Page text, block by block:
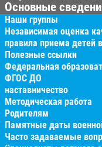
Основные
Наши группы
Независимая оценка
правила приема детей
Полезные ссылки
Федеральная
ФГОС ДО
наставничество
Методическая работа
Родителям
Памятные даты
Часто задаваемые